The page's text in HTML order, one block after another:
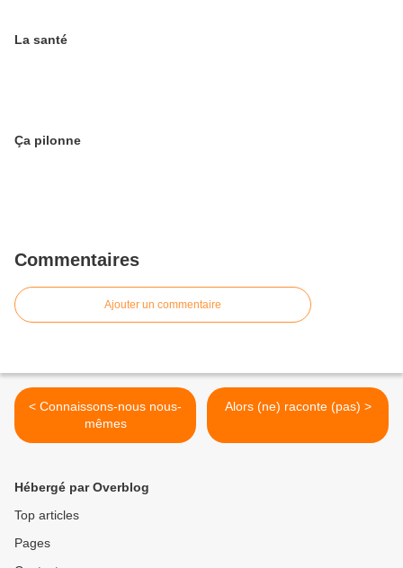
La santé
Ça pilonne
Commentaires
Ajouter un commentaire
< Connaissons-nous nous-
mêmes
Alors (ne) raconte (pas) >
Hébergé par Overblog
Top articles
Pages